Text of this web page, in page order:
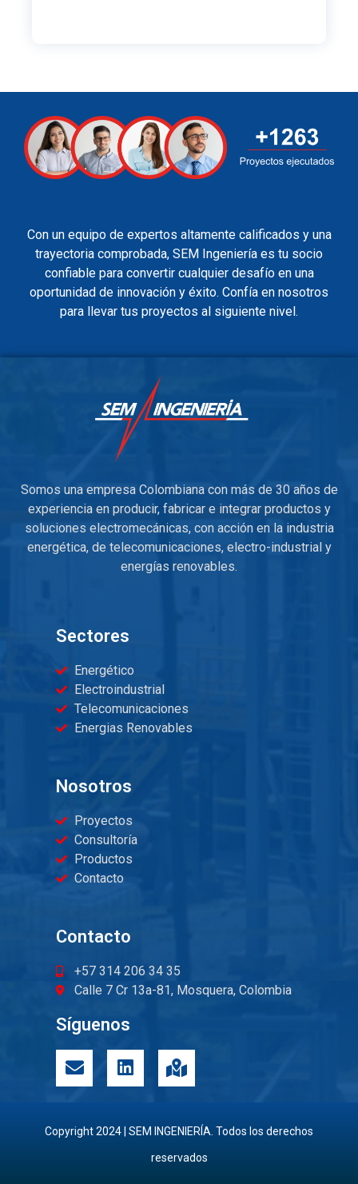
Con un equipo de expertos altamente calificados y una
trayectoria comprobada, SEM Ingeniería es tu socio
confiable para convertir cualquier desafío en una
oportunidad de innovación y éxito. Confía en nosotros
para llevar tus proyectos al siguiente nivel.
Somos una empresa Colombiana con más de 30 años de
experiencia en producir, fabricar e integrar productos y
soluciones electromecánicas, con acción en la industria
energética, de telecomunicaciones, electro-industrial y
energías renovables.
Sectores
Energético
Electroindustrial
Telecomunicaciones
Energias Renovables
Nosotros
Proyectos
Consultoría
Productos
Contacto
Contacto
+57 314 206 34 35
Calle 7 Cr 13a-81, Mosquera, Colombia
Síguenos
Copyright 2024 | SEM INGENIERÍA. Todos los derechos
reservados